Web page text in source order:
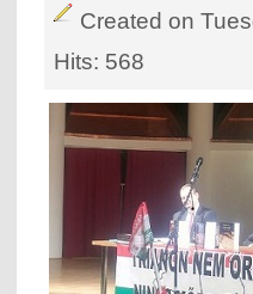
Created on
Hits: 568